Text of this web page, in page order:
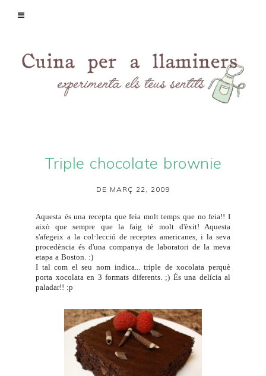
Triple chocolate brownie
DE MARÇ 22, 2009
Aquesta és una recepta que feia molt temps que no feia!! I
això que sempre que la faig té molt d'èxit! Aquesta
s'afegeix a la col·lecció de receptes americanes, i la seva
procedència és d'una companya de laboratori de la meva
etapa a Boston. :)
I tal com el seu nom indica... triple de xocolata perquè
porta xocolata en 3 formats diferents. ;) És una delícia al
paladar!! :p